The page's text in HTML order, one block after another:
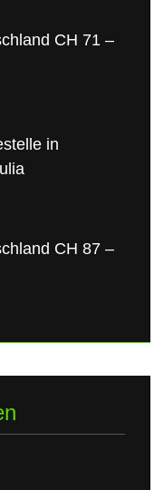
CH 71 –
in
CH 87 –